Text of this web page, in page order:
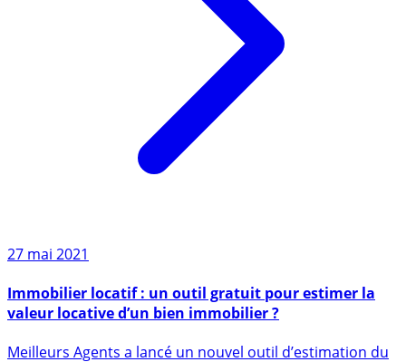
27 mai 2021
valeur locative d’un bien immobilier ?